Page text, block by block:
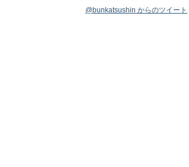
@bunkatsushin からのツイート